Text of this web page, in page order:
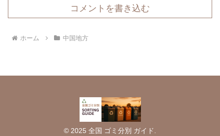
コメントを書き込む
ホーム 中国地方
© 2025 全国 ゴミ分別 ガイド.